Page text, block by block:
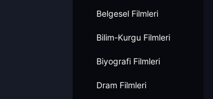
Belgesel Filmleri
Bilim-Kurgu Filmleri
Biyografi Filmleri
Dram Filmleri